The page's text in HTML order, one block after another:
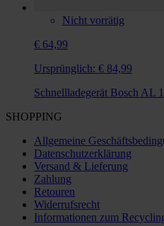
Nicht vorrätig
€ 64,99
Ursprünglich: € 84,99
Schnellladegerät Bosch AL
SHOPPING
Allgemeine
Datenschutzerklärung
Versand & Lieferung
Zahlung
Retouren
Widerrufsrecht
Informationen zum